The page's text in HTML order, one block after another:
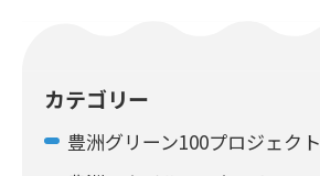
カテゴリー
豊洲グリーン100プロジェクト